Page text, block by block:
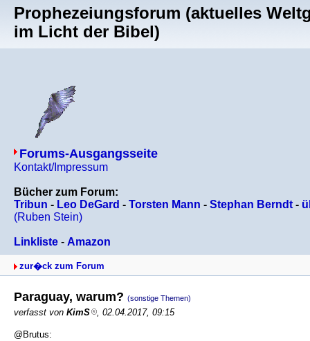
Prophezeiungsforum (aktuelles
im Licht der Bibel)
Forums-Ausgangsseite
Kontakt/Impressum
Bücher zum Forum:
Tribun - Leo DeGard - Torsten Mann - Stephan Berndt -
(Ruben Stein)
Linkliste - Amazon
zur�ck zum Forum
Paraguay, warum? (sonstige Themen)
verfasst von KimS , 02.04.2017, 09:15
@Brutus: